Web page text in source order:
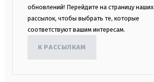
обновлений! Перейдите на страницу наших
рассылок, чтобы выбрать те, которые
соответствуют вашим интересам.
К РАССЫЛКАМ